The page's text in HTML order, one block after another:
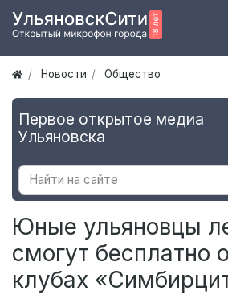
Новости Общество
Первое открытое медиа
Ульяновска
Юные ульяновцы
смогут бесплатно
клубах